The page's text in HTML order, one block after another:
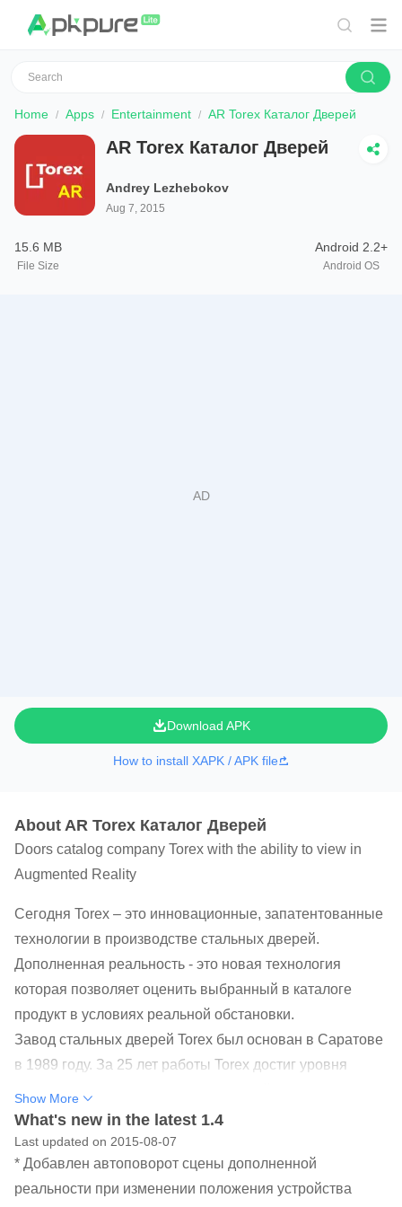
Home Apps Entertainment AR Torex Каталог Дверей
AR Torex Каталог Дверей
Andrey Lezhebokov
Aug 7, 2015
15.6 MB
File Size
Android 2.2+
Android OS
Download APK
How to install XAPK / APK file
About AR Torex Каталог Дверей
Doors catalog company Torex with the ability to view in
Augmented Reality
Сегодня Torex – это инновационные, запатентованные
технологии в производстве стальных дверей.
Дополненная реальность - это новая технология
которая позволяет оценить выбранный в каталоге
продукт в условиях реальной обстановки.
Завод стальных дверей Torex был основан в Саратове
в 1989 году. За 25 лет работы Torex достиг уровня
производственной мощностью. Накопленный за
четверть века опыт позволил нам достичь отличных
показателей качества на уровне современных
мировых стандартов.
Show More
What's new in the latest 1.4
Last updated on 2015-08-07
* Добавлен автоповорот сцены дополненной
реальности при изменении положения устройства